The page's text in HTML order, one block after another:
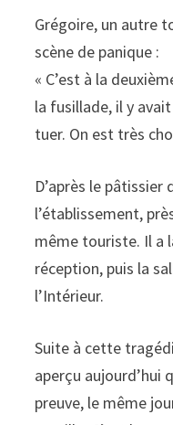
Grégoire, un autre
scène de panique :
« C’est à la
la fusillade, il y
tuer. On est très
D’après le pâtissier
l’établissement,
même touriste. Il a
réception, puis la
l’Intérieur.
Suite à cette
aperçu aujourd’hui
preuve, le même